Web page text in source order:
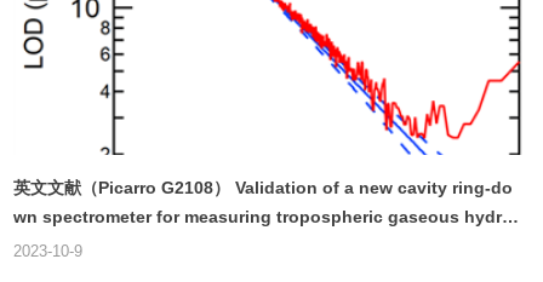
英文文献（Picarro G2108） Validation of a new cavity ring-do
wn spectrometer for measuring tropospheric gaseous hydro
gen chloride
2023-10-9